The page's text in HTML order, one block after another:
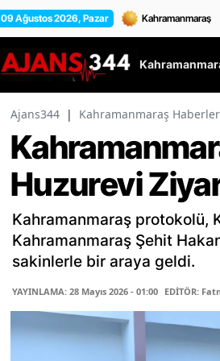
09 Ağustos 2026, Pazar
Ajans344 | Kahramanmaraş
Huzurevi
Kahramanmaraş protokolü,
Kahramanmaraş Şehit
sakinlerle bir araya geldi.
YAYINLAMA: 28 Mayıs 2026 - 01:00 EDİTÖR: